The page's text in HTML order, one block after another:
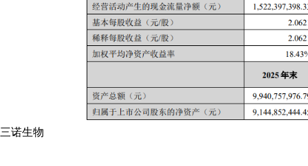
三诺生物